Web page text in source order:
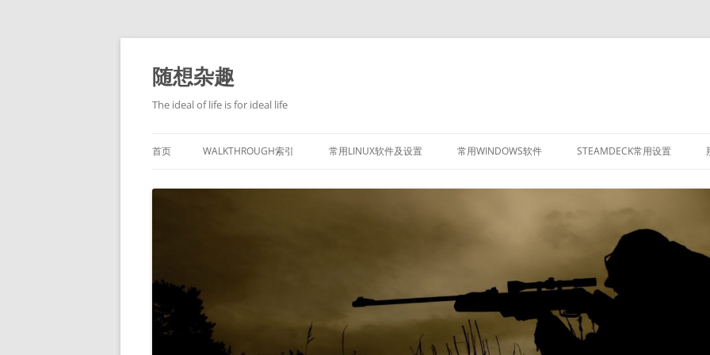
跳
正
文
随想杂趣
The ideal of life is for ideal life
首页 WALKTHROUGH索引 常用LINUX软件及设置 常用WINDOWS软件 STEAMDECK常用设置